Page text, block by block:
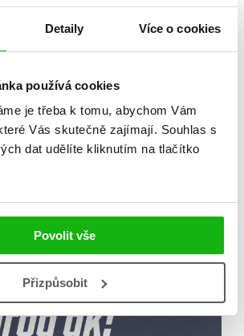
Detaily Více o cookies
používá cookies
je třeba k tomu, abychom Vám
Vás skutečně zajímají. Souhlas s
dat udělíte kliknutím na tlačítko
Povolit vše
Přizpůsobit
kvízy
stahuj storki
žebříčky